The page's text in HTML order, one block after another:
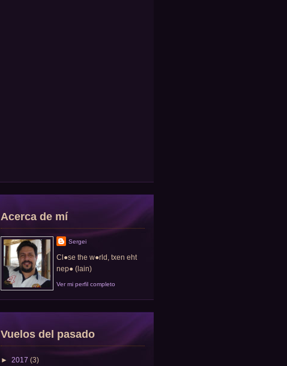
Acerca de mí
Sergei
Cl●se the w●rld, txen eht
nep● (lain)
Ver mi perfil completo
Vuelos del pasado
► 2017 (3)